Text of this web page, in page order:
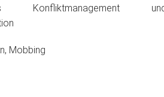
Konfliktmanagement
Mobbing